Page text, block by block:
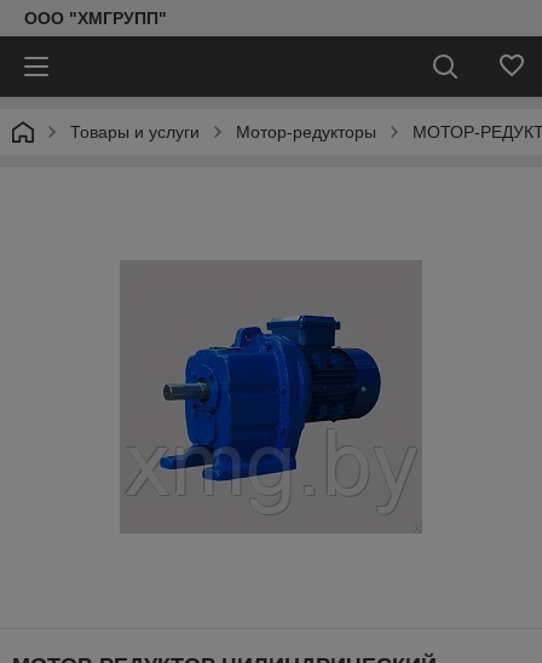
ООО "ХМГРУПП"
Товары и услуги Мотор-редукторы МОТОР-